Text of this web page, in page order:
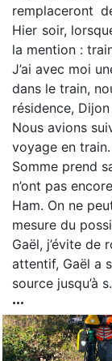
remplaceront
Hier soir,
la mention :
J’ai avec moi
dans le train,
résidence,
Nous avions
voyage en
Somme prend
n’ont pas
Ham. On ne
mesure du
Gaël, j’évite de
attentif, Gaël a
source jusqu’à